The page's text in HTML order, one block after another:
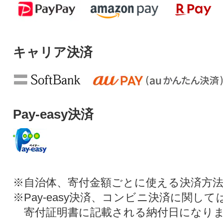
キャリア決済
Pay-easy決済
※自治体、寄付金額ごとに使える決済方
※Pay-easy決済、コンビニ決済に関して
寄付証明書に記載される納付日になり